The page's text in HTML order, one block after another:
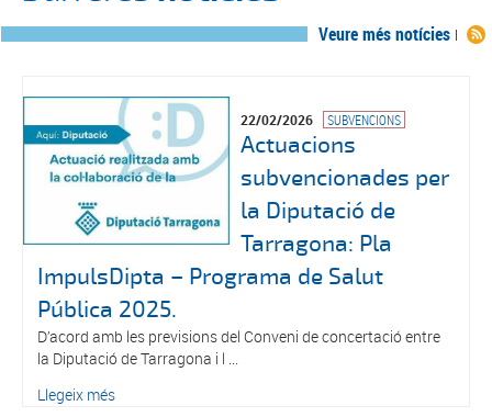
Veure més notícies
22/02/2026 SUBVENCIONS
Actuacions
subvencionades per
la Diputació de
Tarragona: Pla
ImpulsDipta – Programa de Salut
Pública 2025.
D’acord amb les previsions del Conveni de concertació entre
la Diputació de Tarragona i l ...
Llegeix més